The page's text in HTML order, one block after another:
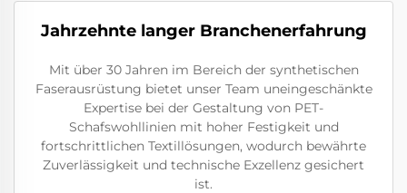
Jahrzehnte langer Branchenerfahrung
Mit über 30 Jahren im Bereich der synthetischen
Faserausrüstung bietet unser Team uneingeschänkte
Expertise bei der Gestaltung von PET-
Schafswohllinien mit hoher Festigkeit und
fortschrittlichen Textillösungen, wodurch bewährte
Zuverlässigkeit und technische Exzellenz gesichert
ist.